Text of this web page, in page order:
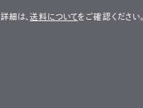
詳細は、送料についてをご確認ください。